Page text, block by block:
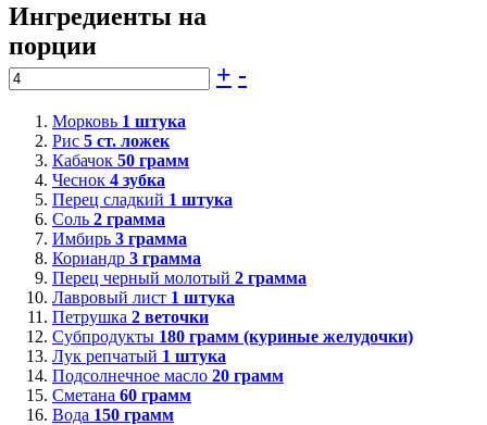
Ингредиенты на
порции
+ -
Морковь 1 штука
Рис 5 ст. ложек
Кабачок 50 грамм
Чеснок 4 зубка
Перец сладкий 1 штука
Соль 2 грамма
Имбирь 3 грамма
Кориандр 3 грамма
Перец черный молотый 2 грамма
Лавровый лист 1 штука
Петрушка 2 веточки
Субпродукты 180 грамм (куриные желудочки)
Лук репчатый 1 штука
Подсолнечное масло 20 грамм
Сметана 60 грамм
Вода 150 грамм